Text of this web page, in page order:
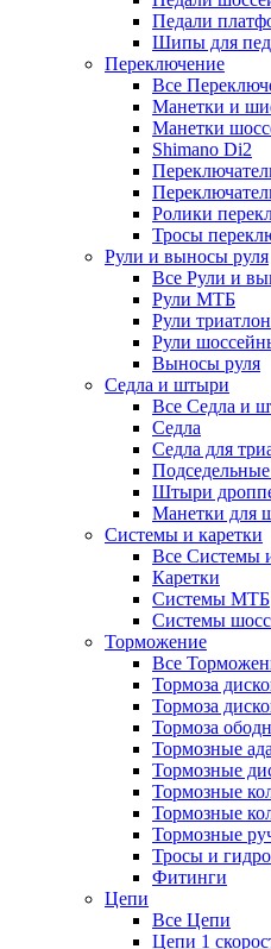
Педали
Шипы для
Переключение
Все
Манетки и
Манетки
Shimano Di2
Ролики
Тросы
Рули и выносы руля
Все Рули и
Рули МТБ
Рули триатлон
Рули
Выносы руля
Седла и штыри
Все Седла и
Седла
Седла для
Штыри
Манетки для
Системы и каретки
Все Системы
Каретки
Системы МТБ
Системы
Торможение
Все
Тормоза
Тормоза
Тормоза
Тормозные
Тормозные
Тормозные
Тормозные
Тормозные
Тросы и
Фитинги
Цепи
Все Цепи
Цепи 1